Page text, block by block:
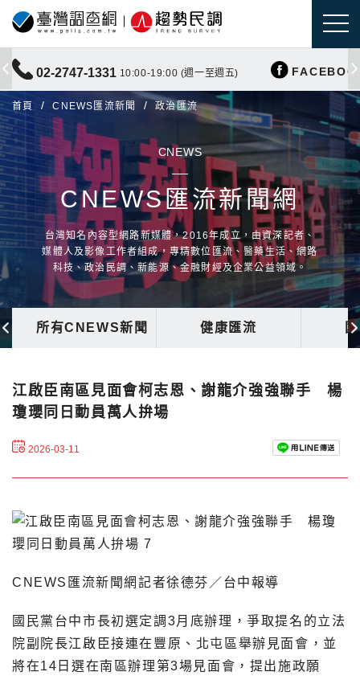
02-2747-1331 10:00-19:00 (週一至週五)
首頁 CNEWS匯流新聞 政治匯流
CNEWS
CNEWS匯流新聞網
台灣知名內容型網路新媒體，2016年成立，由資深記者、
媒體人及影像工作者組成，專精數位匯流、醫藥生活、網路
科技、政治民調、新能源、金融財經及企業公益領域。
所有CNEWS新聞 健康匯流
江啟臣南區見面會柯志恩、謝龍介強強聯手 楊
瓊瓔同日動員萬人拚場
2026-03-11
CNEWS匯流新聞網記者徐德芬／台中報導
國民黨台中市長初選定調3月底辦理，爭取提名的立法
院副院長江啟臣接連在豐原、北屯區舉辦見面會，並
將在14日選在南區辦理第3場見面會，提出施政願